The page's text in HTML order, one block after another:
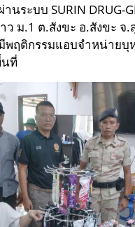
านระบบ SURIN DRUG-
ม.1 ต.สังขะ อ.สังขะ จ.
พฤติกรรมแอบจำหน่ายบุ
ที่